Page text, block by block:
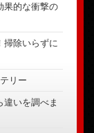
果的な衝撃の
掃除いらずに
リー
いを調べま